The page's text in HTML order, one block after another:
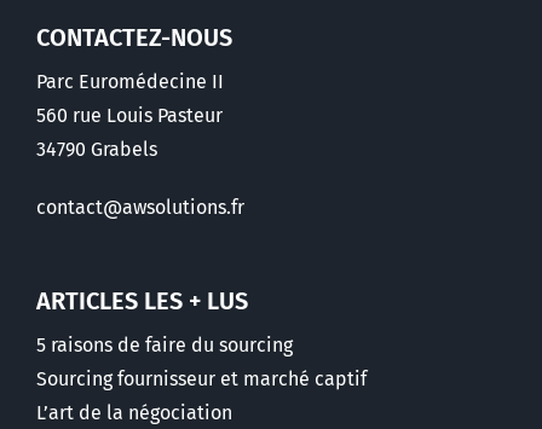
CONTACTEZ-NOUS
Parc Euromédecine II
560 rue Louis Pasteur
34790 Grabels
contact@awsolutions.fr
ARTICLES LES + LUS
5 raisons de faire du sourcing
Sourcing fournisseur et marché captif
L’art de la négociation